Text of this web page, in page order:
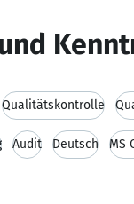
Qualitätskontrolle
Audit Deutsch MS